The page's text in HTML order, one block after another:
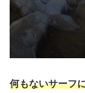
何もないサーフ